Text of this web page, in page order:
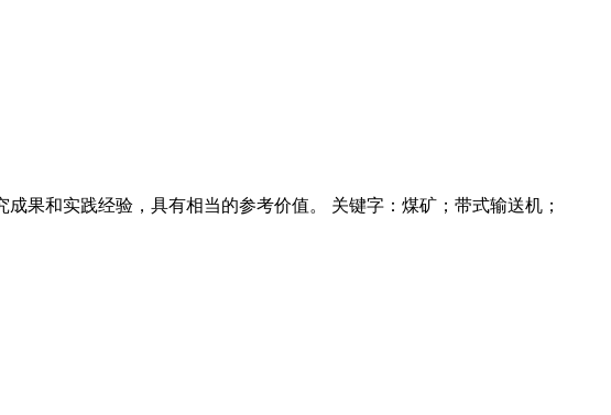
果和实践经验，具有相当的参考价值。 关键字：煤矿；带式输送机；